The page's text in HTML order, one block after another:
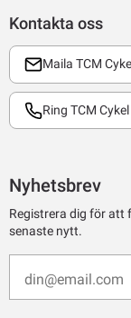
Kontakta oss
Maila TCM
Ring TCM Cykel
Nyhetsbrev
Registrera dig för att
senaste nytt.